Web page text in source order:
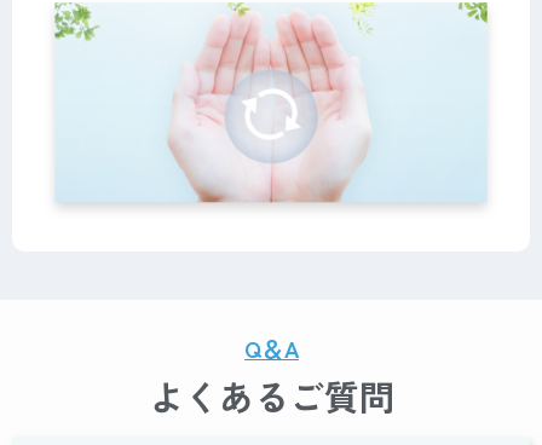
Q＆A
よくあるご質問